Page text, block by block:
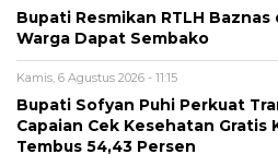
Bupati Resmikan RTLH Baznas
Warga Dapat Sembako
Kamis, 6 Agustus 2026 - 11:15
Bupati Sofyan Puhi Perkuat
Capaian Cek Kesehatan
Tembus 54,43 Persen